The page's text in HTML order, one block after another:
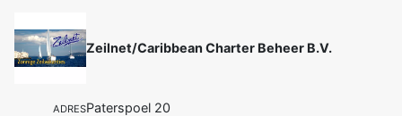
Zeilnet/Caribbean Charter Beheer B.V.
ADRESPaterspoel 20